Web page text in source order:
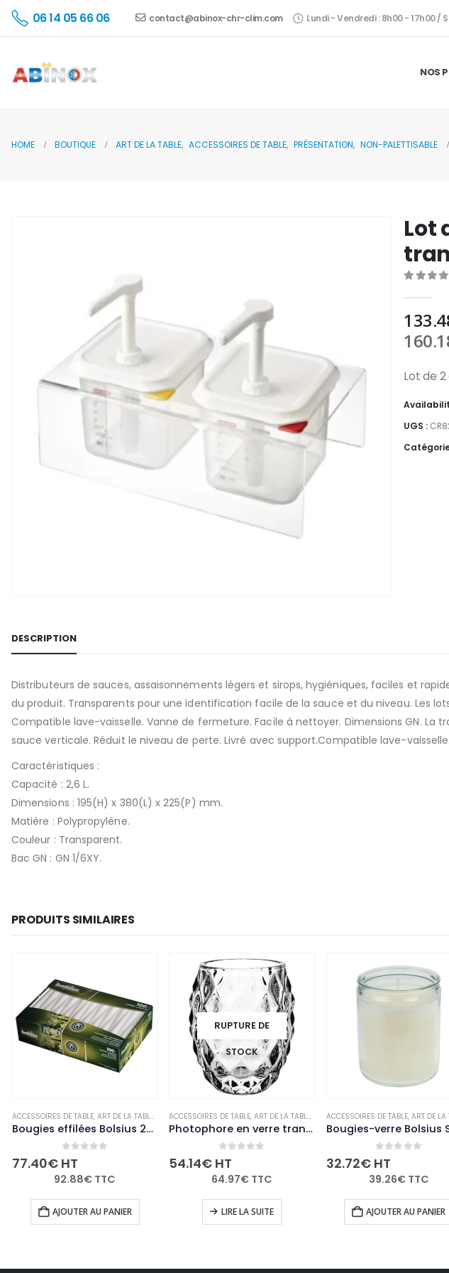
06 14 05 66 06 contact@abinox-chr-clim.com Lundi - Vendredi : 8h00 - 17h00 /
NOS
HOME BOUTIQUE ART DE LA TABLE, ACCESSOIRES DE TABLE, PRÉSENTATION, NON-PALETTISABLE
Lot
Lot de
UGS :
DESCRIPTION
Distributeurs de sauces, assaisonnements légers et sirops, hygiéniques, faciles et
du produit. Transparents pour une identification facile de la sauce et du niveau. Les
Compatible lave-vaisselle. Vanne de fermeture. Facile à nettoyer. Dimensions GN. La
sauce verticale. Réduit le niveau de perte. Livré avec support.Compatible lave-vaisselle.
Caractéristiques :
Capacité : 2,6 L.
Dimensions : 195(H) x 380(L) x 225(P) mm.
Matière : Polypropylène.
Couleur : Transparent.
Bac GN : GN 1/6XY.
PRODUITS SIMILAIRES
BOUGIES ET PHOTOPHORES, NON-PALETTISABLE
ACCESSOIRES DE TABLE, ART DE LA TABLE , BOUGIES ET PHOTOPHORES, NON-PALETTISABLE
Bougies effilées Bolsius 254mm blanches (Lot de 100)
77.40€HT
92.88€ TTC
AJOUTER AU PANIER
RUPTURE DE
STOCK
ACCESSOIRES DE TABLE,ART DE LA TABLE BOUGIES ET PHOTOPHORES, NON-
Photophore en verre transparent diamant Olympia 75mm (Lot de 6)
54.14€ HT
64.97€TTC
LIRE LA SUITE
ACCESSOIRES DE TABLE, ART DE LA
32.72€HT
39.26€TTC
AJOUTER AU PANIER